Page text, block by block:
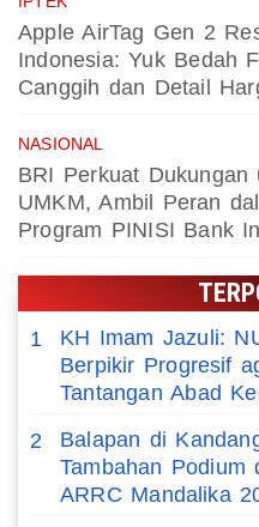
Apple AirTag Gen 2
Indonesia: Yuk Bedah
Canggih dan Detail
NASIONAL
BRI Perkuat Dukungan
UMKM, Ambil Peran
Program PINISI Bank
1
KH Imam Jazuli:
Berpikir Progresif
Tantangan Abad
2
Balapan di
Tambahan Podium
ARRC Mandalika